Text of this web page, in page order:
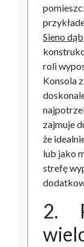
Sieno dąb
roli
Konsola
zajmuje
że
lub jako
strefę
2.